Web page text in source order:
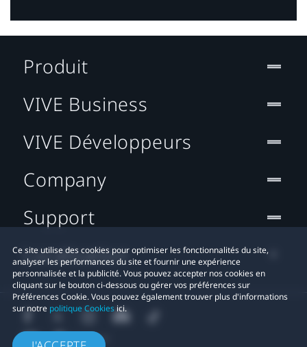
Ce site utilise des cookies pour optimiser les fonctionnalités du site,
analyser les performances du site et fournir une expérience
personnalisée et la publicité. Vous pouvez accepter nos cookies en
cliquant sur le bouton ci-dessous ou gérer vos préférences sur
Préférences Cookie. Vous pouvez également trouver plus d'informations
sur notre politique Cookiesici.
Produit
VIVE Business
VIVE Développeurs
Company
Support
Localisation